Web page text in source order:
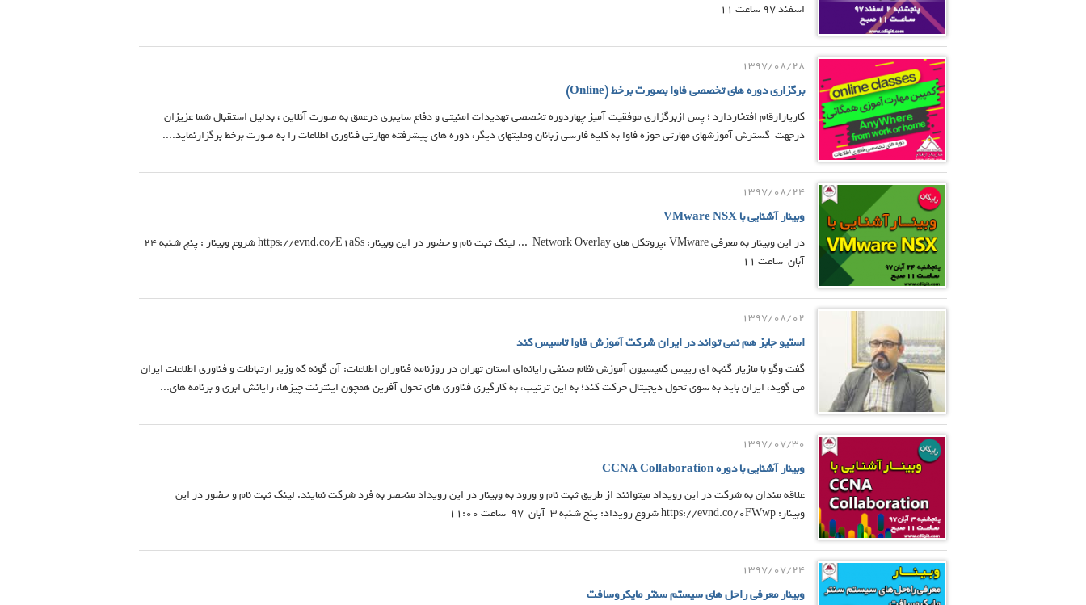
اسفند ۹۷ ساعت ۱۱
1397/08/28
برگزاری دوره های تخصصی فاوا بصورت برخط (Online)
کاریارارقام افتخاردارد ؛ پس ازبرگزاری موفقیت آمیز چهاردوره تخصصی تهدیدات امنیتی و دفاع سایبری درعمق به صورت آنلاین ، بدلیل استقبال شما عزیزان
درجهت گسترش آموزشهای مهارتی حوزه فاوا به کلیه فارسی زبانان وملیتهای دیگر، دوره های پیشرفته مهارتی فناوری اطلاعات را به صورت برخط برگزارنماید....
1397/08/24
وبینار آشنایی با VMware NSX
آبان ساعت ۱۱
1397/08/02
استیو جابز هم نمی تواند در ایران شرکت آموزش فاوا تاسیس کند
گفت وگو با مازیار گنجه ای رییس کمیسیون آموزش نظام صنفی رایانه‌ای استان تهران در روزنامه فناوران اطلاعات: آن گونه که وزیر ارتباطات و فناوری اطلاعات ایران
می گوید، ایران باید به سوی تحول دیجیتال حرکت کند؛ به این ترتیب، به کارگیری فناوری های تحول آفرین همچون اینترنت چیزها، رایانش ابری و برنامه های...
1397/07/30
وبینار آشنایی با دوره CCNA Collaboration
علاقه مندان به شرکت در این رویداد میتوانند از طریق ثبت نام و ورود به وبینار در این رویداد منحصر به فرد شرکت نمایند. لینک ثبت نام و حضور در این
وبینار: https://evnd.co/0FWwp شروع رویداد: پنج شنبه 3 آبان ۹۷ ساعت ۱۱:۰۰
1397/07/24
وبینار معرفی راحل های سیستم سنتر مایکروسافت